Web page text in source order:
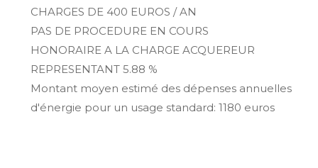
CHARGES DE 400 EUROS / AN
PAS DE PROCEDURE EN COURS
HONORAIRE A LA CHARGE ACQUEREUR
REPRESENTANT 5.88 %
Montant moyen estimé des dépenses annuelles
d'énergie pour un usage standard: 1180 euros